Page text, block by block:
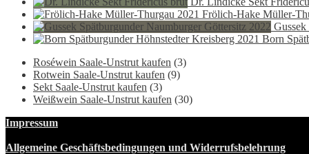
Frölich-Hake Müller-
Born
Roséwein Saale-Unstrut kaufen (3)
Rotwein Saale-Unstrut kaufen (9)
Sekt Saale-Unstrut kaufen (3)
Weißwein Saale-Unstrut kaufen (30)
Impressum
Allgemeine Geschäftsbedingungen und Widerrufsbelehrung